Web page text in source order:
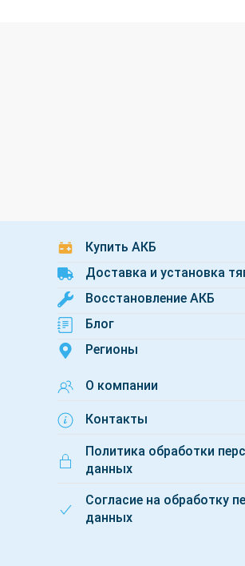
Купить АКБ
Доставка и установка
Восстановление АКБ
Блог
Регионы
О компании
Контакты
Политика обработки
данных
Согласие на обработку
данных